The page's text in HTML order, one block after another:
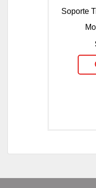
Soporte